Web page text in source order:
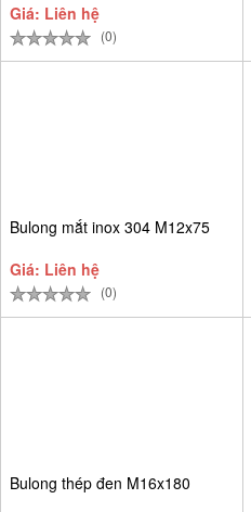
Giá: Liên hệ
(0)
Bulong mắt inox 304 M12x75
Giá: Liên hệ
(0)
Bulong thép đen M16x180